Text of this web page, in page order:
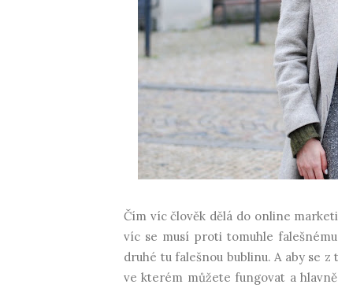
Čím víc člověk dělá do online
víc se musí proti tomuhle
druhé tu falešnou bublinu. A aby se
ve kterém můžete fungovat a